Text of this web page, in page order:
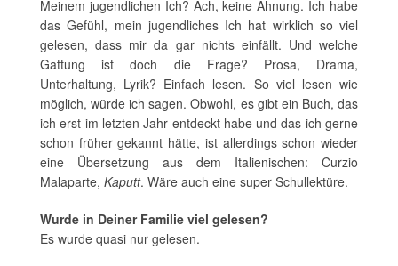
Meinem jugendlichen Ich? Ach, keine Ahnung. Ich habe
das Gefühl, mein jugendliches Ich hat wirklich so viel
gelesen, dass mir da gar nichts einfällt. Und welche
Gattung ist doch die Frage? Prosa, Drama,
Unterhaltung, Lyrik? Einfach lesen. So viel lesen wie
möglich, würde ich sagen. Obwohl, es gibt ein Buch, das
ich erst im letzten Jahr entdeckt habe und das ich gerne
schon früher gekannt hätte, ist allerdings schon wieder
eine Übersetzung aus dem Italienischen: Curzio
Malaparte, Kaputt. Wäre auch eine super Schullektüre.
Wurde in Deiner Familie viel gelesen?
Es wurde quasi nur gelesen.